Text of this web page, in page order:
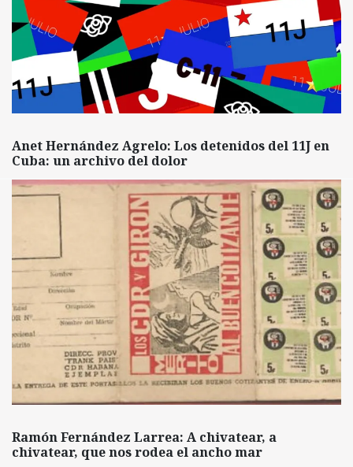
Anet Hernández Agrelo: Los detenidos del 11J en
Cuba: un archivo del dolor
Ramón Fernández Larrea: A chivatear, a
chivatear, que nos rodea el ancho mar